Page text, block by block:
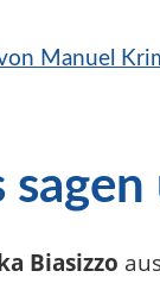
Biasizzo